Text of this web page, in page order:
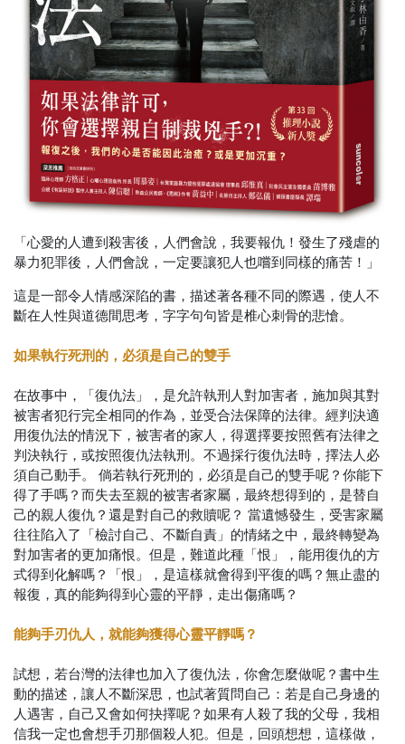
「心愛的人遭到殺害後，人們會說，我要報仇！發生了殘虐的
暴力犯罪後，人們會說，一定要讓犯人也嚐到同樣的痛苦！」
這是一部令人情感深陷的書，描述著各種不同的際遇，使人不
斷在人性與道德間思考，字字句句皆是椎心刺骨的悲愴。
如果執行死刑的，必須是自己的雙手
在故事中，「復仇法」，是允許執刑人對加害者，施加與其對
被害者犯行完全相同的作為，並受合法保障的法律。經判決適
用復仇法的情況下，被害者的家人，得選擇要按照舊有法律之
判決執行，或按照復仇法執刑。不過採行復仇法時，擇法人必
須自己動手。 倘若執行死刑的，必須是自己的雙手呢？你能下
得了手嗎？而失去至親的被害者家屬，最終想得到的，是替自
己的親人復仇？還是對自己的救贖呢？ 當遺憾發生，受害家屬
往往陷入了「檢討自己、不斷自責」的情緒之中，最終轉變為
對加害者的更加痛恨。但是，難道此種「恨」，能用復仇的方
式得到化解嗎？「恨」，是這樣就會得到平復的嗎？無止盡的
報復，真的能夠得到心靈的平靜，走出傷痛嗎？
能夠手刃仇人，就能夠獲得心靈平靜嗎？
試想，若台灣的法律也加入了復仇法，你會怎麼做呢？書中生
動的描述，讓人不斷深思，也試著質問自己：若是自己身邊的
人遇害，自己又會如何抉擇呢？如果有人殺了我的父母，我相
信我一定也會想手刃那個殺人犯。但是，回頭想想，這樣做，